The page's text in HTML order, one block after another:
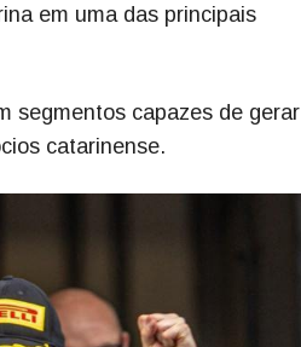
em uma das principais
segmentos capazes de gerar
catarinense.